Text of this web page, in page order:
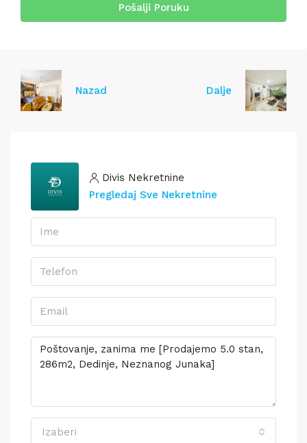
Pošalji Poruku
Nazad Dalje
Divis Nekretnine
Pregledaj Sve Nekretnine
Izaberi